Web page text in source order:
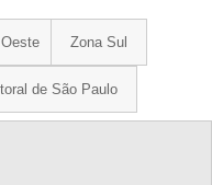
Zona Sul
de São Paulo